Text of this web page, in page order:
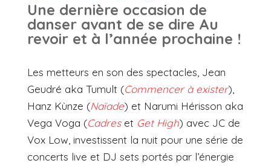
Une dernière occasion de
danser avant de se dire Au
revoir et à l’année prochaine !
Les metteurs en son des spectacles, Jean
Geudré aka Tumult (Commencer à exister),
Hanz Kùnze (Naïade) et Narumi Hérisson aka
Vega Voga (Cadres et Get High) avec JC de
Vox Low, investissent la nuit pour une série de
concerts live et DJ sets portés par l’énergie